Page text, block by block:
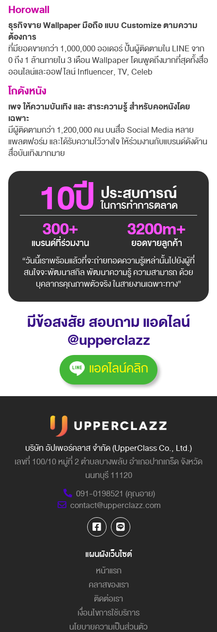
Horowall
ธุรกิจขาย Wallpaper มือถือ แบบ Customize ตามความ
ต้องการ
ที่มียอดขายกว่า 1,000,000 ออเดอร์ ปั้นผู้ติดตามใน LINE จาก
0 ถึง 1 ล้านภายใน 3 เดือน Wallpaper โดนพูดถึงมากที่สุดทั้งสื่อ
ออนไลน์และออฟไลน์ Influencer, TV, Celeb
โกดังหนัง
เพจ ให้ความบันเทิง และ สาระความรู้ สำหรับคอหนังโดย
เฉพาะ
มีผู้ติดตามกว่า 1,200,000 คน บนสื่อ Social Media หลาย
แพลตฟอร์ม และได้รับความไว้วางใจ ให้ร่วมงานกับแบรนด์ดังด้าน
สื่อบันเทิงมากมาย
10ปี ประสบการณ์
ในการทำการตลาด
300+
แบรนด์ที่ร่วมงาน 3200m+
ยอดขายลูกค้า
“วันนี้เราพร้อมแล้วที่จะถ่ายทอดความรู้เหล่านั้นไปยังผู้ที่
สนใจจะพัฒนาสกิล พัฒนาความรู้ ความสามารถ ด้วย
บุคลากรคุณภาพตัวจริง ในสายงานเฉพาะทาง”
มีข้อสงสัย สอบถาม แอดไลน์
@upperclazz
แอดไลน์คลิก
บริษัท อัปเพอร์คลาส จำกัด (UpperClass Co., Ltd.)
เลขที่ 100/10 หมู่ที่ 2 ตำบลบางพลับ อำเภอปากเกร็ด จังหวัด
นนทบุรี 11120
091-0198521 (คุณอาย)
contact@upperclazz.com
แผนผังเว็บไซต์
หน้าแรก
คลาสของเรา
ติดต่อเรา
เงื่อนไขการใช้บริการ
นโยบายความเป็นส่วนตัว